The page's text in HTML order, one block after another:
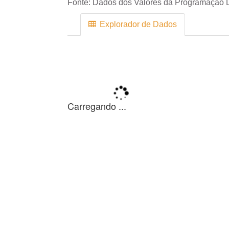
Fonte: Dados dos Valores da Programação
Explorador de Dados